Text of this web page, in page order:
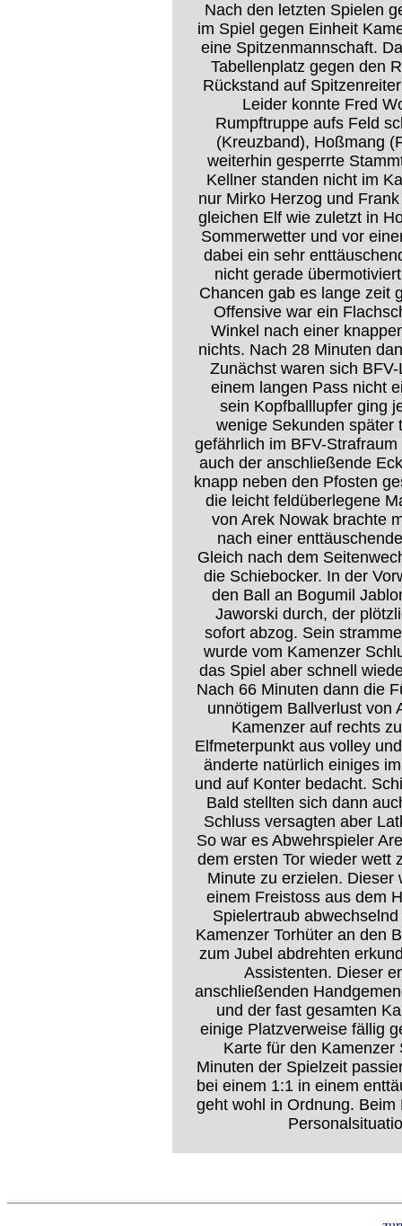
Nach den letzten Spielen
im Spiel gegen Einheit
eine Spitzenmannschaft.
Tabellenplatz gegen den
Rückstand auf
Leider konnte Fred
Rumpftruppe aufs Feld
(Kreuzband), Hoßmang
weiterhin gesperrte
Kellner standen nicht im
nur Mirko Herzog und
gleichen Elf wie zuletzt in
Sommerwetter und vor
dabei ein sehr
nicht gerade
Chancen gab es lange zeit
Offensive war ein
Winkel nach einer
nichts. Nach 28 Minuten
Zunächst waren sich
einem langen Pass nicht
sein Kopfballlupfer ging
wenige Sekunden später
gefährlich im BFV-
auch der anschließende
knapp neben den Pfosten
die leicht feldüberlegene
von Arek Nowak brachte
nach einer
Gleich nach dem
die Schiebocker. In der
den Ball an Bogumil
Jaworski durch, der
sofort abzog. Sein
wurde vom Kamenzer
das Spiel aber schnell
Nach 66 Minuten dann die
unnötigem Ballverlust von
Kamenzer auf rechts
Elfmeterpunkt aus volley
änderte natürlich einiges
und auf Konter bedacht.
Bald stellten sich dann
Schluss versagten aber
So war es Abwehrspieler
dem ersten Tor wieder wett
Minute zu erzielen. Dieser
einem Freistoss aus dem
Spielertraub
Kamenzer Torhüter an den
zum Jubel abdrehten
Assistenten. Dieser
anschließenden
und der fast gesamten
einige Platzverweise fällig
Karte für den
Minuten der Spielzeit
bei einem 1:1 in einem
geht wohl in Ordnung.